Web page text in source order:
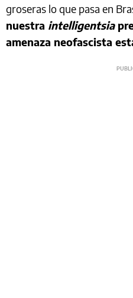
groseras lo que pasa en
nuestra intelligentsia
amenaza neofascista